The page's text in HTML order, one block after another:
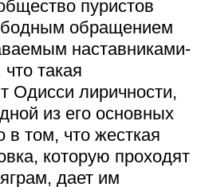
пуристов
обращением
наставниками-
такая
Одисси лиричности,
из его основных
в том, что жесткая
которую проходят
дает им